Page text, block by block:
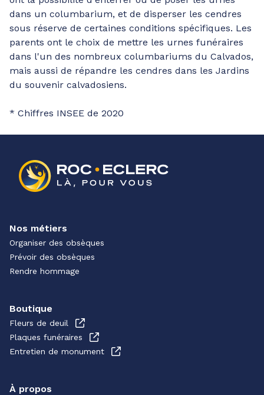
dans un columbarium, et de disperser les cendres
sous réserve de certaines conditions spécifiques. Les
parents ont le choix de mettre les urnes funéraires
dans l'un des nombreux columbariums du Calvados,
mais aussi de répandre les cendres dans les Jardins
du souvenir calvadosiens.
* Chiffres INSEE de 2020
Nos métiers
Organiser des obsèques
Prévoir des obsèques
Rendre hommage
Boutique
Fleurs de deuil
Plaques funéraires
Entretien de monument
À propos